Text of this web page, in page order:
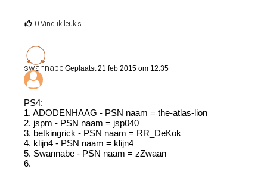
0 Vind ik leuk's
swannabe Geplaatst 21 feb 2015 om 12:35
PS4:
1. ADODENHAAG - PSN naam = the-atlas-lion
2. jspm - PSN naam = jsp040
3. betkingrick - PSN naam = RR_DeKok
4. klijn4 - PSN naam = klijn4
5. Swannabe - PSN naam = zZwaan
6.